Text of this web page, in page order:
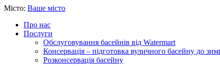
Місто: Ваше місто
Про нас
Послуги
Обслуговування басейнів від Watermart
Консервація – підготовка вуличного басейну до
Розконсервація басейну